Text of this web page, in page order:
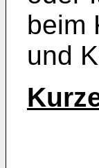
beim
und